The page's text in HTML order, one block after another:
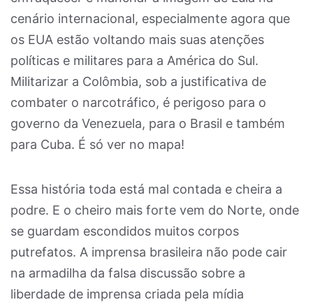
cenário internacional, especialmente agora que
os EUA estão voltando mais suas atenções
políticas e militares para a América do Sul.
Militarizar a Colômbia, sob a justificativa de
combater o narcotráfico, é perigoso para o
governo da Venezuela, para o Brasil e também
para Cuba. É só ver no mapa!
Essa história toda está mal contada e cheira a
podre. E o cheiro mais forte vem do Norte, onde
se guardam escondidos muitos corpos
putrefatos. A imprensa brasileira não pode cair
na armadilha da falsa discussão sobre a
liberdade de imprensa criada pela mídia